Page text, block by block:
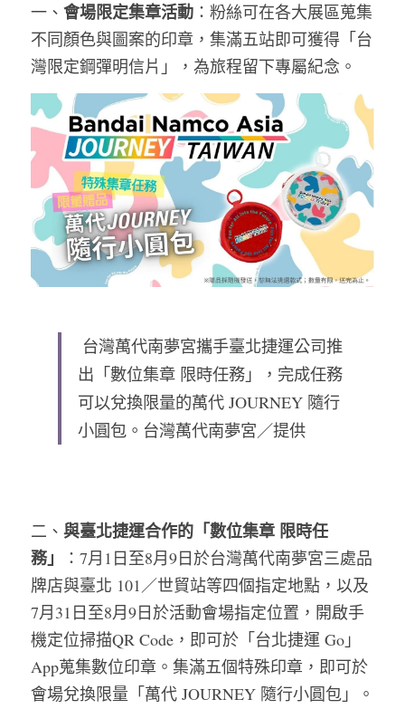
一、 會場限定集章活動 ：粉絲可在各大展區蒐集
不同顏色與圖案的印章，集滿五站即可獲得「台
灣限定鋼彈明信片」，為旅程留下專屬紀念。
出「數位集章 限時任務」，完成任務
可以兌換限量的萬代 JOURNEY 隨行
小圓包。 台灣萬代南夢宮／提供
二、 與臺北捷運合作的「數位集章 限時任
務」
：7月1日至8月9日於台灣萬代南夢宮三處品
牌店與臺北 101／世貿站等四個指定地點，以及
7月31日至8月9日於活動會場指定位置，開啟手
機定位掃描QR Code，即可於「台北捷運 Go」
App蒐集數位印章。集滿五個特殊印章，即可於
會場兌換限量「萬代 JOURNEY 隨行小圓包」。